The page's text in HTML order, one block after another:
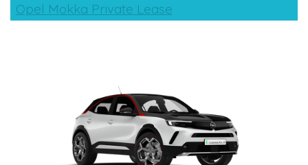
Opel Mokka Private Lease